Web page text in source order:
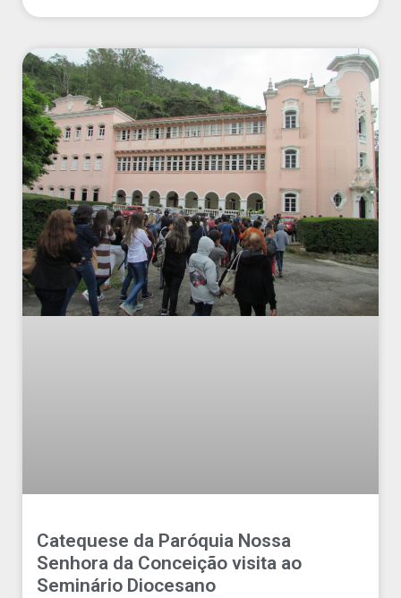
Catequese da Paróquia Nossa
Senhora da Conceição visita ao
Seminário Diocesano